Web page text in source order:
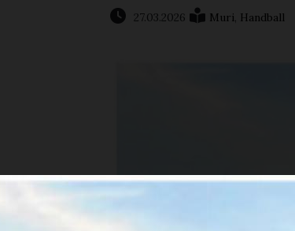
27.03.2026 Muri, Handball